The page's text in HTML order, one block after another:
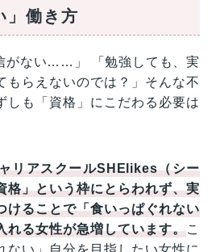
」働き方
がない……」 「勉強しても、実
もらえないのでは？」そんな不
しも「資格」にこだわる必要は
リアスクールSHElikes（シー
格」という枠にとらわれず、実
けることで「食いっぱぐれない
れる女性が急増しています。こ